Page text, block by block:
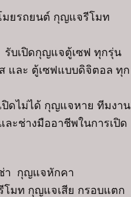
ยรถยนต์ กุญแจรีโมท
บเปิดกุญแจตู้เซฟ ทุกรุ่น
และ ตู้เซฟแบบดิจิตอล ทุก
ไม่ได้ กุญแจหาย ทีมงาน
ะช่างมืออาชีพในการเปิด
า กุญแจหักคา
มท กุญแจเสีย กรอบแตก